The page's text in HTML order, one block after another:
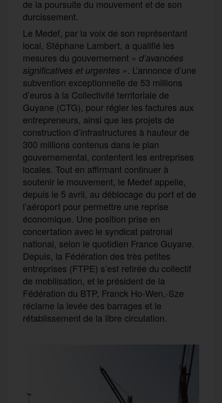
de la poursuite du mouvement et de son
durcissement.
Le Medef, par la voix de son représentant
local, Stéphane Lambert, a qualifié les
mesures du gouvernement « d’avancées
significatives et urgentes ». L’annonce d’une
subvention exceptionnelle de 53 millions
d’euros à la Collectivité territoriale de
Guyane (CTG), pour régler les factures aux
entrepreneurs, ainsi que les projets de
construction d’infrastructures à hauteur de
300 millions contenus dans le plan
gouvernemental, contentent les entreprises
locales. Tout en affirmant continuer à
soutenir le mouvement, le Medef appelle,
depuis le 5 avril, au déblocage du port et de
l’aéroport pour permettre une reprise
économique. Une position prise en
concertation avec le syndicat patronal
national, selon le quotidien France Guyane.
Depuis, la Fédération des très petites
entreprises (FTPE) s’est retirée du collectif
de mobilisation, et le président de la
Fédération du BTP, Franck Ho-Wen,-Sze
réclame la levée des barrages et le
rétablissement de la libre circulation.